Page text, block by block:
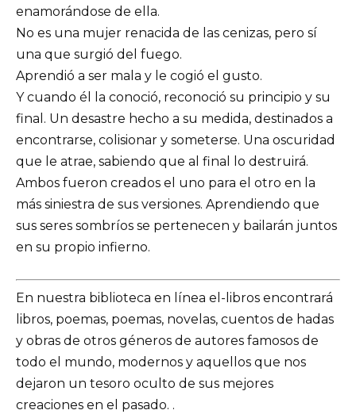
enamorándose de ella.
No es una mujer renacida de las cenizas, pero sí
una que surgió del fuego.
Aprendió a ser mala y le cogió el gusto.
Y cuando él la conoció, reconoció su principio y su
final. Un desastre hecho a su medida, destinados a
encontrarse, colisionar y someterse. Una oscuridad
que le atrae, sabiendo que al final lo destruirá.
Ambos fueron creados el uno para el otro en la
más siniestra de sus versiones. Aprendiendo que
sus seres sombríos se pertenecen y bailarán juntos
en su propio infierno.
En nuestra biblioteca en línea el-libros encontrará
libros, poemas, poemas, novelas, cuentos de hadas
y obras de otros géneros de autores famosos de
todo el mundo, modernos y aquellos que nos
dejaron un tesoro oculto de sus mejores
creaciones en el pasado. .